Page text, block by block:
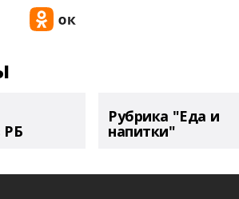
РБ
Рубрика "Еда и
напитки"